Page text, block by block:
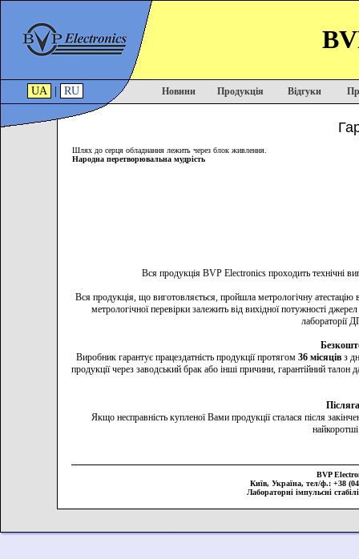
UA RU Новини Продукція Відгуки
Шлях до серця обладнання лежить через блок живлення.
Народна перетворювальна мудрість
Вся продукція BVP Electronics проходить технічні
Вся продукція, що виготовляється, пройшла метрологічну
метрологічної перевірки залежить від вихідної потужності
лабораторії
Виробник гарантує працездатність продукції протягом 36 місяців з
продукції через заводський брак або інші причини, гарантійний
Якщо несправність купленої Вами продукції сталася після
BVP
Київ, Україна, тел/ф.: +38
Лабораторні імпульсні